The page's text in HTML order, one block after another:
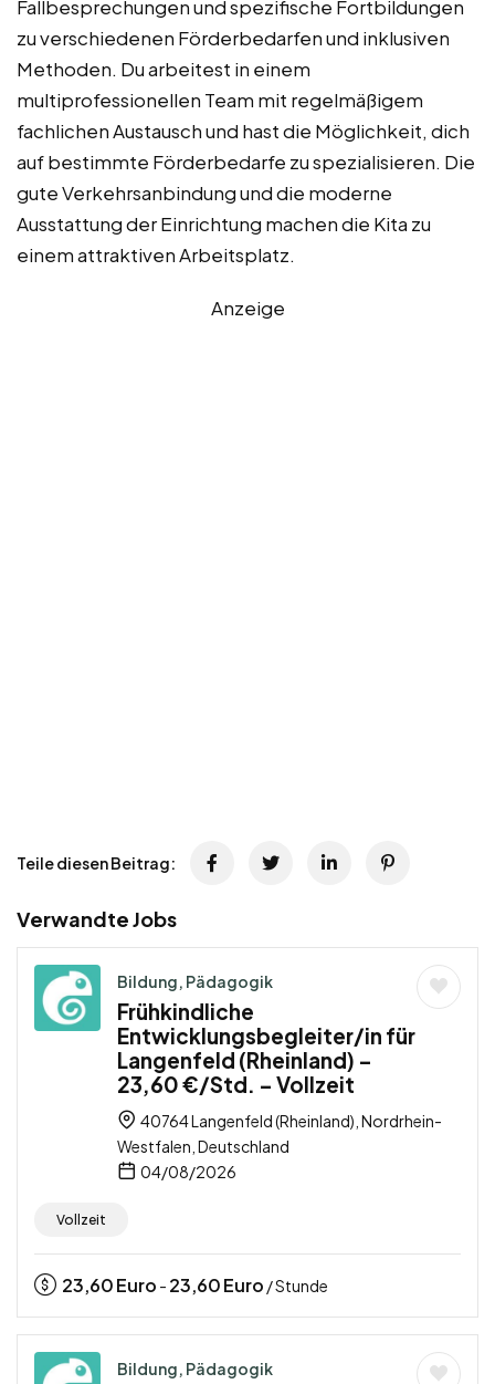
Fallbesprechungen und spezifische Fortbildungen
zu verschiedenen Förderbedarfen und inklusiven
Methoden. Du arbeitest in einem
multiprofessionellen Team mit regelmäßigem
fachlichen Austausch und hast die Möglichkeit, dich
auf bestimmte Förderbedarfe zu spezialisieren. Die
gute Verkehrsanbindung und die moderne
Ausstattung der Einrichtung machen die Kita zu
einem attraktiven Arbeitsplatz.
Anzeige
Teile diesen Beitrag:
Verwandte Jobs
Bildung, Pädagogik
Frühkindliche
Entwicklungsbegleiter/in für
Langenfeld (Rheinland) –
23,60 €/Std. – Vollzeit
40764 Langenfeld (Rheinland), Nordrhein-
Westfalen, Deutschland
04/08/2026
Vollzeit
23,60Euro - 23,60Euro / Stunde
Bildung, Pädagogik